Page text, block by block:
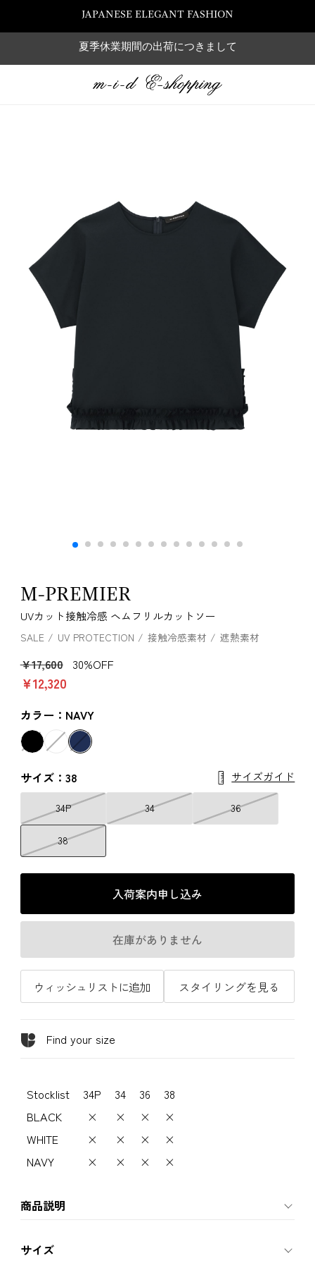
JAPANESE ELEGANT FASHION
夏季休業期間の出荷につきまして
M-PREMIER
UVカット接触冷感 ヘムフリルカットソー
SALE UV PROTECTION 接触冷感素材 遮熱素材
￥17,600 30%OFF
￥12,320
カラー：NAVY
サイズ：38 サイズガイド
34P 34 36
38
入荷案内申し込み
在庫がありません
ウィッシュリストに追加 スタイリングを見る
Find your size
Stocklist 34P 34 36
38
BLACK
× × ×
×
WHITE
× × ×
×
NAVY
× × × ×
商品説明
サイズ